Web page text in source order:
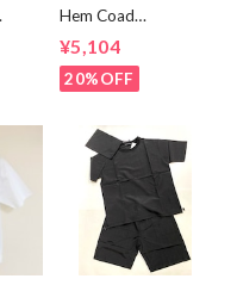
Hem Coad
shirts Black /
Brown
¥5,104
20%OFF